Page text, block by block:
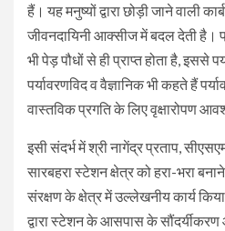
हैं। यह मनुष्यों द्वारा छोड़ी जाने वाली
जीवनदायिनी आक्सीज में बदल देती है।
भी पेड़ पौधों से ही प्राप्त होता है, इससे
पर्यावरणविद व वैज्ञानिक भी कहते हैं
वास्तविक प्रगति के लिए वृक्षारोपण
इसी संदर्भ में श्री नागेंद्र प्रताप,
सारबहरा स्टेशन क्षेत्र को हरा-भरा
संरक्षण के क्षेत्र में उल्लेखनीय कार्य
द्वारा स्टेशन के आसपास के सौंदर्यीकरण